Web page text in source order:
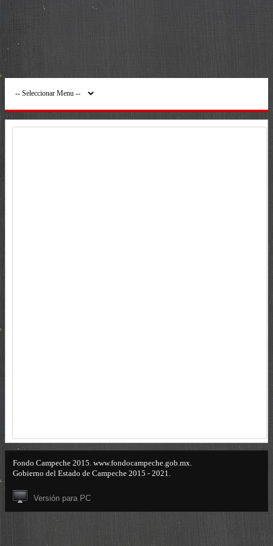
Fondo Campeche 2015. www.fondocampeche.gob.mx.
Gobierno del Estado de Campeche 2015 - 2021.
Versión para PC